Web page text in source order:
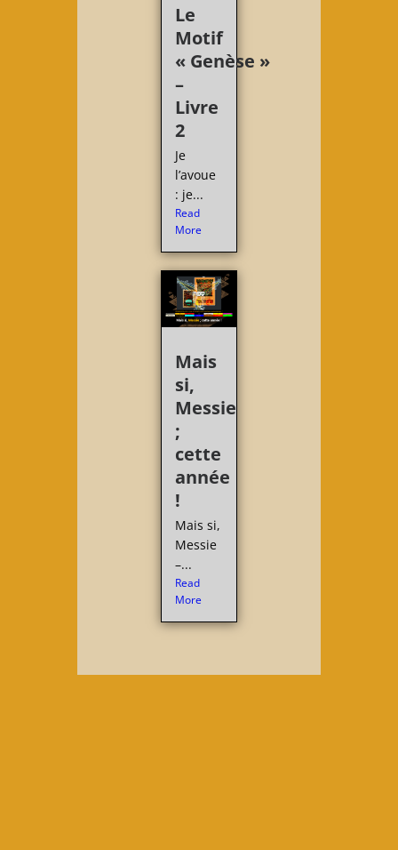
Le
Motif
« Genèse »
–
Livre
2
Je
l’avoue
: je...
Read
More
Mais
si,
Messie
;
cette
année
!
Mais si,
Messie
–...
Read
More